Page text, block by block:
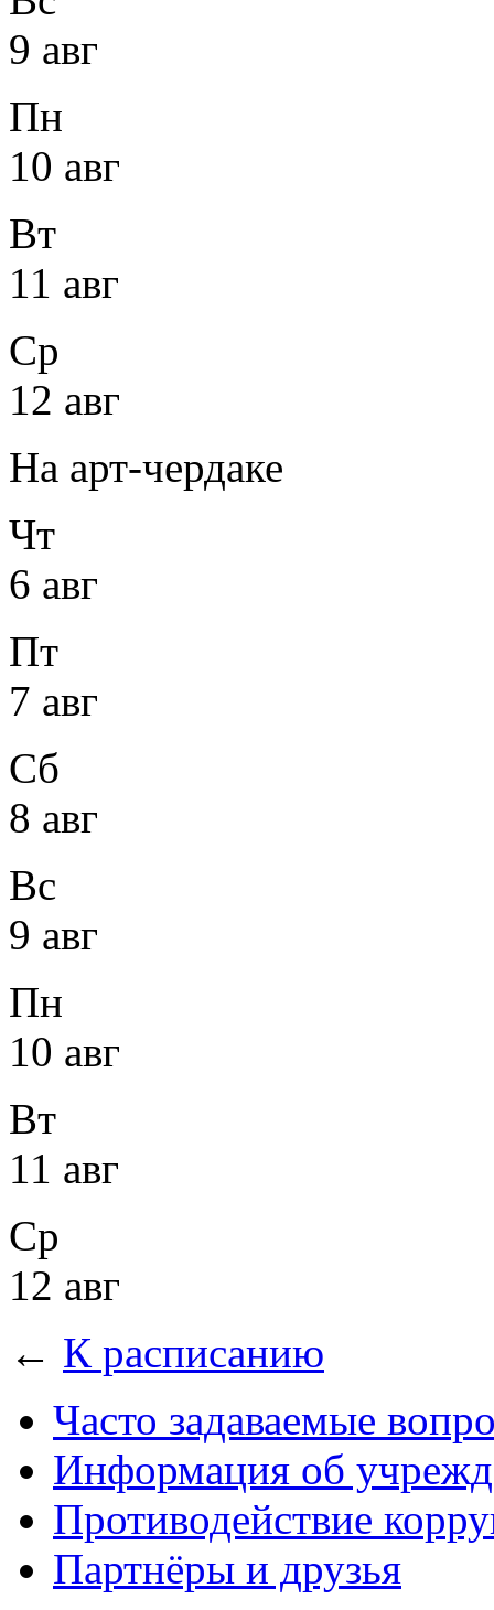
9 авг
Пн
10 авг
Вт
11 авг
Ср
12 авг
На арт-чердаке
Чт
6 авг
Пт
7 авг
Сб
8 авг
Вс
9 авг
Пн
10 авг
Вт
11 авг
Ср
12 авг
← К расписанию
Часто задаваемые
Информация об
Противодействие
Партнёры и друзья